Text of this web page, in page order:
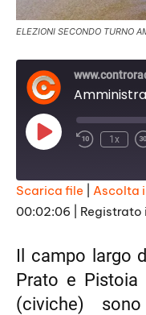
ELEZIONI SECONDO TURNO
Play
Episode
1x
SHARE
EMBED
Scarica file Ascolta
00:02:06
Registrato
Il campo largo
Prato e Pistoia
(civiche)